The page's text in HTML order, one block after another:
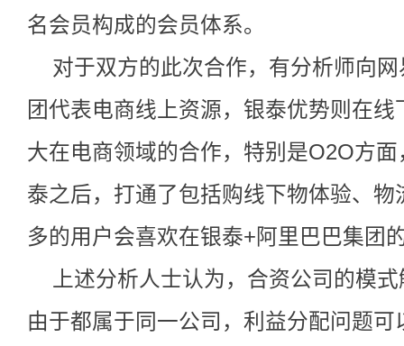
名会员构成的会员体系。
对于双方的此次合作，有分析师向
团代表电商线上资源，银泰优势则在
大在电商领域的合作，特别是O2O方
泰之后，打通了包括购线下物体验、
多的用户会喜欢在银泰+阿里巴巴集团
上述分析人士认为，合资公司的模
由于都属于同一公司，利益分配问题